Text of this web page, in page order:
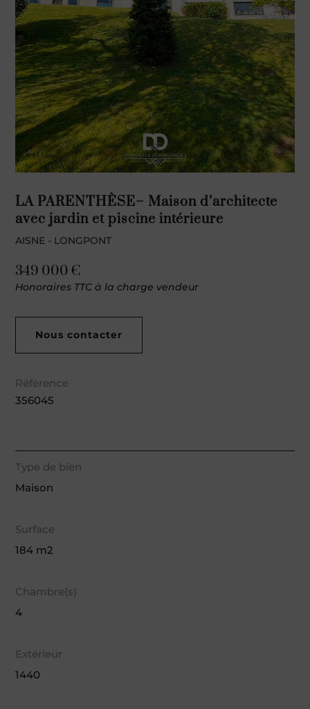
LA PARENTHÈSE– Maison d’architecte
avec jardin et piscine intérieure
AISNE - LONGPONT
349 000 €
Honoraires TTC à la charge vendeur
Nous contacter
Référence
356045
Type de bien
Maison
Surface
184 m2
Chambre(s)
4
Extérieur
1440